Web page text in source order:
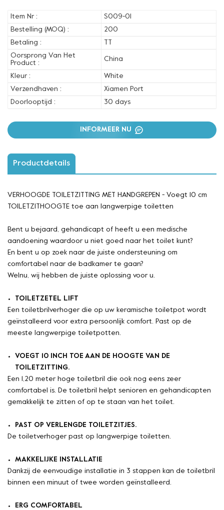
Item Nr :
S009-01
Bestelling (MOQ) :
200
Betaling :
Oorsprong Van Het
Product :
China
Kleur :
White
Verzendhaven :
Xiamen Port
Doorlooptijd :
30 days
INFORMEER NU
Productdetails
VERHOOGDE TOILETZITTING MET HANDGREPEN - Voegt 10 cm
TOILETZITHOOGTE toe aan langwerpige toiletten
Bent u bejaard, gehandicapt of heeft u een medische
aandoening waardoor u niet goed naar het toilet kunt?
En bent u op zoek naar de juiste ondersteuning om
comfortabel naar de badkamer te gaan?
Welnu, wij hebben de juiste oplossing voor u.
TOILETZETEL LIFT
Een toiletbrilverhoger die op uw keramische toiletpot wordt
geïnstalleerd voor extra persoonlijk comfort. Past op de
meeste langwerpige toiletpotten.
VOEGT 10 INCH TOE AAN DE HOOGTE VAN DE
TOILETZITTING.
Een 1,20 meter hoge toiletbril die ook nog eens zeer
comfortabel is. De toiletbril helpt senioren en gehandicapten
gemakkelijk te zitten of op te staan van het toilet.
PAST OP VERLENGDE TOILETZITJES.
De toiletverhoger past op langwerpige toiletten.
MAKKELIJKE INSTALLATIE
Dankzij de eenvoudige installatie in 3 stappen kan de toiletbril
binnen een minuut of twee worden geïnstalleerd.
ERG COMFORTABEL